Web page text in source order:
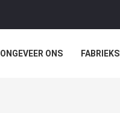
ONGEVEER ONS